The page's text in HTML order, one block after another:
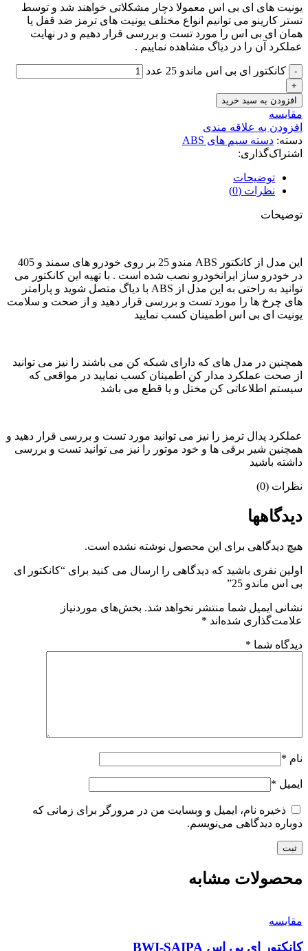
یونیت های ای بی اس معمولا دچار مشکلاتی خواهند شد و توسط
تستر کارینو می توانیم انواع مختلف یونیت های ترمز ضد قفل یا
همان ای بی اس را مورد تست و بررسی قرار دهیم و در نهایت
عملکرد آن را در دیاگ مشاهده نماییم .
کانکتور ای بی اس ماندو 25 عدد
افزودن به سبد خرید
مقايسه
افزودن به علاقه مندی
دسته: دسته سیم های ABS
اشتراک‌گذاری:
توضیحات
نظرات (0)
توضیحات
این مدل از کانکتور ABS مندو 25 بر روی خودرو های سمند و 405
در خودرو ساز ایرانخودرو نصب شده است . با تهیه این کانکتور می
توانید به راحتی به این مدل از ABS با دیاگ متصل شوید و پارامتر
های چرخ ها را مورد تست و بررسی قرار دهید و از صحت و سلامت
یونیت ای بی اس اطمینان کسب نمایید
همچنین در مدل های که دارای شبکه کن می باشند را نیز می توانید
از صحت عملکرد مدار کن اطمینان کسب نمایید در مواقعی که
سیستم اطلاعاتی کن مختل و یا قطع می باشد
عملکرد پدال ترمز را نیز می توانید مورد تست و بررسی قرار دهید و
همچنین شیر برقی ها و خود موتور را نیز می توانید تست و بررسی
داشته باشید
نظرات (0)
دیدگاهها
هیچ دیدگاهی برای این محصول نوشته نشده است.
اولین نفری باشید که دیدگاهی را ارسال می کنید برای “کانکتور ای
بی اس ماندو 25”
نشانی ایمیل شما منتشر نخواهد شد. بخش‌های موردنیاز
علامت‌گذاری شده‌اند *
دیدگاه شما *
نام *
ایمیل *
ذخیره نام، ایمیل و وبسایت من در مرورگر برای زمانی که
دوباره دیدگاهی می‌نویسم.
محصولات مشابه
مقايسه
کانکتور ای بی اس BWI-SAIPA